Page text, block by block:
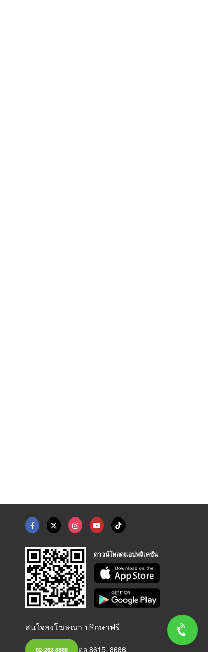
ดาวน์โหลดแอปพลิเคชัน
สนใจลงโฆษณา ปรึกษาฟรี
02-262-8888 ต่อ 8615, 8686